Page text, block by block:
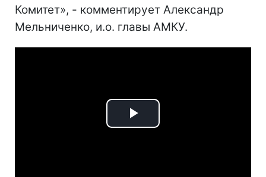
Комитет», - комментирует Александр
Мельниченко, и.о. главы АМКУ.
Play